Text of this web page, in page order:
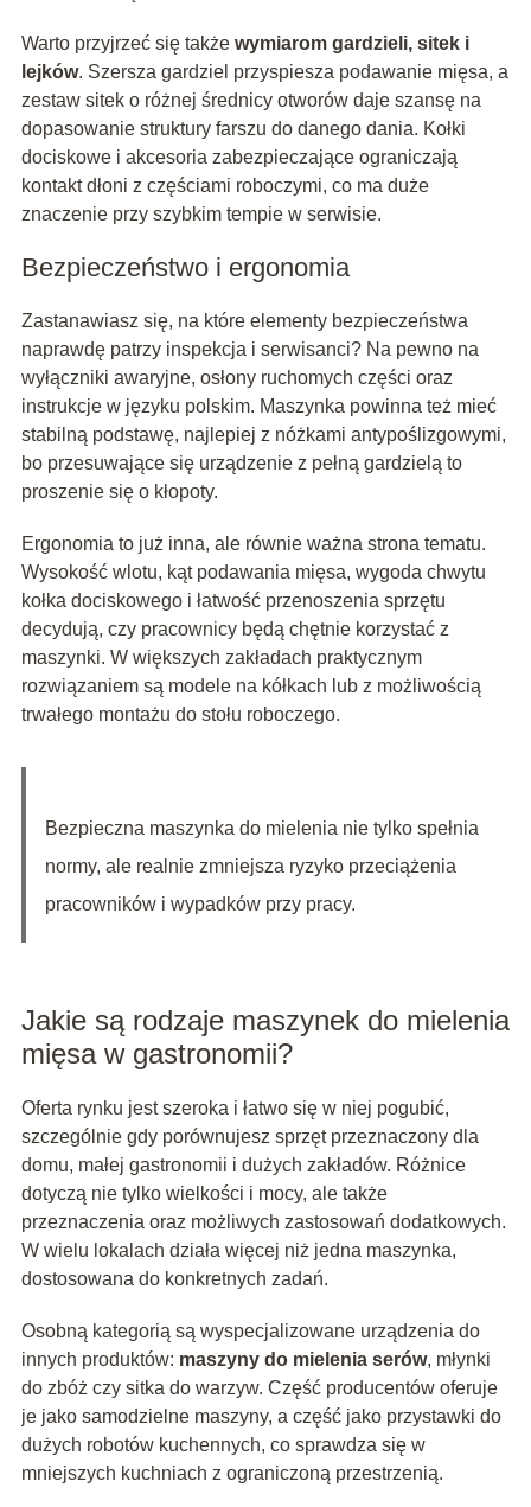
Warto przyjrzeć się także wymiarom gardzieli, sitek i
lejków. Szersza gardziel przyspiesza podawanie mięsa, a
zestaw sitek o różnej średnicy otworów daje szansę na
dopasowanie struktury farszu do danego dania. Kołki
dociskowe i akcesoria zabezpieczające ograniczają
kontakt dłoni z częściami roboczymi, co ma duże
znaczenie przy szybkim tempie w serwisie.
Bezpieczeństwo i ergonomia
Zastanawiasz się, na które elementy bezpieczeństwa
naprawdę patrzy inspekcja i serwisanci? Na pewno na
wyłączniki awaryjne, osłony ruchomych części oraz
instrukcje w języku polskim. Maszynka powinna też mieć
stabilną podstawę, najlepiej z nóżkami antypoślizgowymi,
bo przesuwające się urządzenie z pełną gardzielą to
proszenie się o kłopoty.
Ergonomia to już inna, ale równie ważna strona tematu.
Wysokość wlotu, kąt podawania mięsa, wygoda chwytu
kołka dociskowego i łatwość przenoszenia sprzętu
decydują, czy pracownicy będą chętnie korzystać z
maszynki. W większych zakładach praktycznym
rozwiązaniem są modele na kółkach lub z możliwością
trwałego montażu do stołu roboczego.
Bezpieczna maszynka do mielenia nie tylko spełnia
normy, ale realnie zmniejsza ryzyko przeciążenia
pracowników i wypadków przy pracy.
Jakie są rodzaje maszynek do mielenia
mięsa w gastronomii?
Oferta rynku jest szeroka i łatwo się w niej pogubić,
szczególnie gdy porównujesz sprzęt przeznaczony dla
domu, małej gastronomii i dużych zakładów. Różnice
dotyczą nie tylko wielkości i mocy, ale także
przeznaczenia oraz możliwych zastosowań dodatkowych.
W wielu lokalach działa więcej niż jedna maszynka,
dostosowana do konkretnych zadań.
Osobną kategorią są wyspecjalizowane urządzenia do
innych produktów: maszyny do mielenia serów, młynki
do zbóż czy sitka do warzyw. Część producentów oferuje
je jako samodzielne maszyny, a część jako przystawki do
dużych robotów kuchennych, co sprawdza się w
mniejszych kuchniach z ograniczoną przestrzenią.